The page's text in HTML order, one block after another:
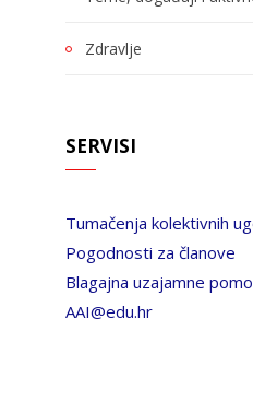
Zdravlje
SERVISI
Tumačenja kolektivnih
Pogodnosti za članove
Blagajna uzajamne
AAI@edu.hr